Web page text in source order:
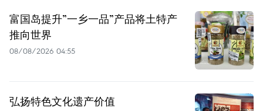
富国岛提升”一乡一品”产品将土特产
推向世界
08/08/2026 04:55
弘扬特色文化遗产价值